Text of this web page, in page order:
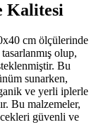
Kalitesi
cm ölçülerinde
olup,
Bu
sunarken,
ve yerli iplerle
Bu malzemeler,
güvenli ve